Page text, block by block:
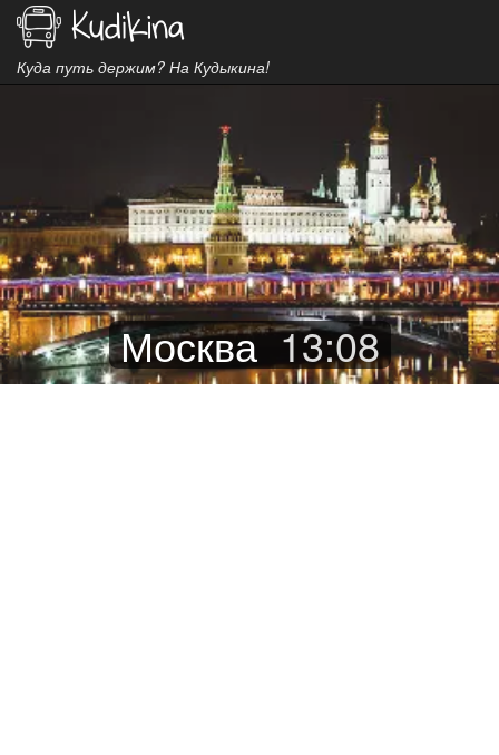
Куда путь держим? На Кудыкина!
Москва 13:08